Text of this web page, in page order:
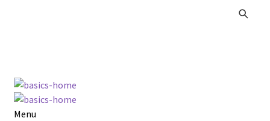
Zur
Navigation
springen
Zum
Inhalt
springen
Menu